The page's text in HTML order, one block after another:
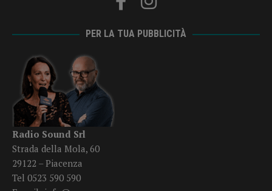
PER LA TUA PUBBLICITÀ
Radio Sound Srl
Strada della Mola, 60
29122 – Piacenza
Tel 0523 590 590